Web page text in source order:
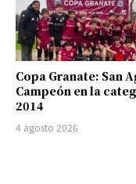
Copa Granate: San
Campeón en la
2014
4 agosto 2026